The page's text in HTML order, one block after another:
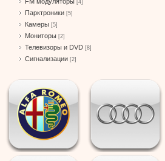
[4]
Парктроники [5]
Камеры [5]
Мониторы [2]
Телевизоры и DVD [8]
Сигнализации [2]